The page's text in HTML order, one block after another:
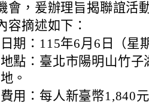
會，爰辦理旨揭聯誼活
容摘述如下：
期：115年6月6日（星
點：臺北市陽明山竹
。
用：每人新臺幣1,840